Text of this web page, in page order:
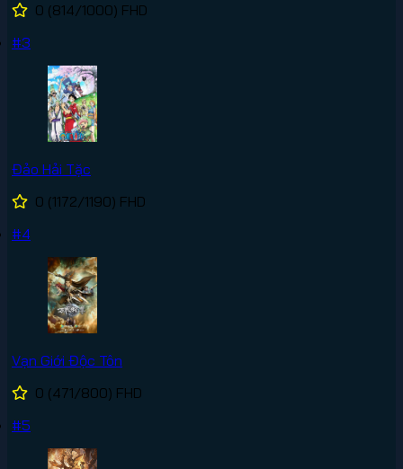
0 (814/1000) FHD
#3
Đảo Hải Tặc
0 (1172/1190) FHD
#4
Vạn Giới Độc Tôn
0 (471/800) FHD
#5